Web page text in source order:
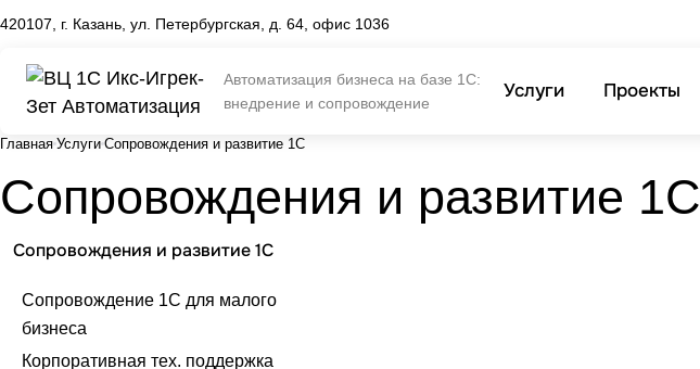
420107, г. Казань, ул. Петербургская, д. 64, офис 1036
Автоматизация бизнеса на базе 1С:
внедрение и сопровождение
Услуги Проекты
Главная Услуги Сопровождения и развитие 1С
Сопровождения и развитие 1С
Сопровождения и развитие 1С
Сопровождение 1С для малого
бизнеса
Корпоративная тех. поддержка